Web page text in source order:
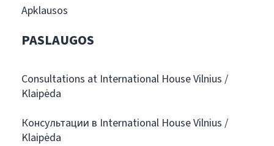
Apklausos
PASLAUGOS
Consultations at International House Vilnius /
Klaipėda
Консультации в International House Vilnius /
Klaipėda